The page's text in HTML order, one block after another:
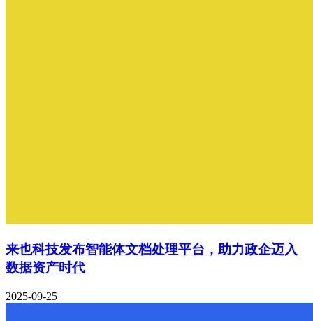
来也科技发布智能体文档处理平台，助力政企迈入
数据资产时代
2025-09-25